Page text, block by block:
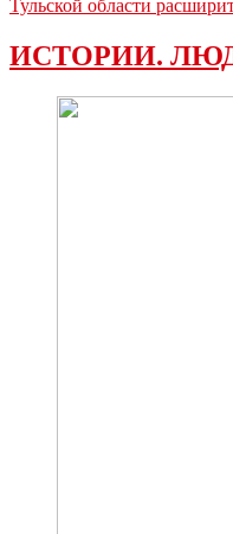
Тульской области
ИСТОРИИ.